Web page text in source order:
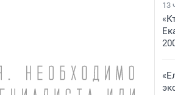
13